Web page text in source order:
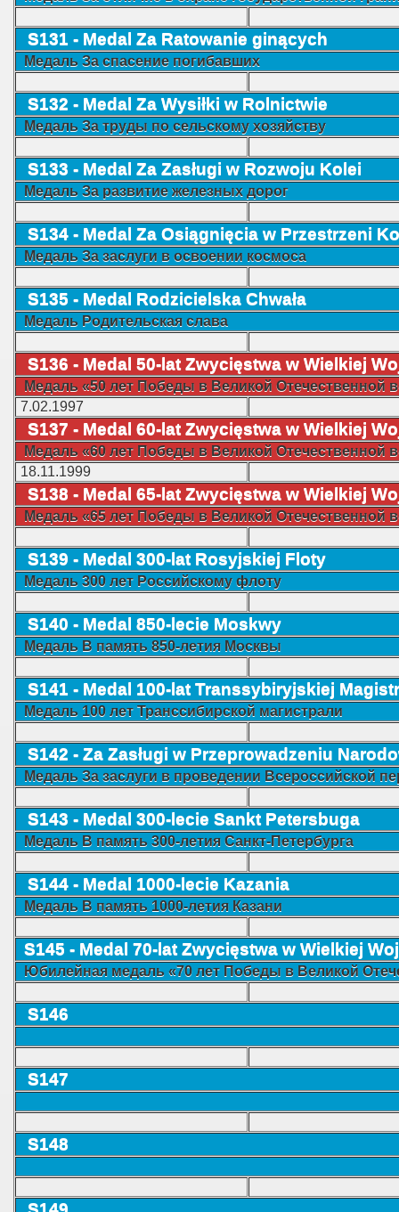
S131 - Medal Za Ratowanie ginących
Mедаль За спасение погибавших
S132 - Medal Za Wysiłki w Rolnictwie
Mедаль За труды по сельскому хозяйству
S133 - Medal Za Zasługi w Rozwoju Kolei
Mедаль За развитие железных дорог
S134 - Medal Za Osiągnięcia w Przestrzeni
Mедаль За заслуги в освоении космоса
S135 - Medal Rodzicielska Chwała
Mедаль Родительская слава
S136 - Medal 50-lat Zwycięstwa w Wielkiej
Mедаль «50 лет Победы в Великой Отечественной
7.02.1997
S137 - Medal 60-lat Zwycięstwa w Wielkiej
Mедаль «60 лет Победы в Великой Отечественной
18.11.1999
S138 - Medal 65-lat Zwycięstwa w Wielkiej
Mедаль «65 лет Победы в Великой Отечественной
S139 - Medal 300-lat Rosyjskiej Floty
Mедаль 300 лет Российскому флоту
S140 - Medal 850-lecie Moskwy
Mедаль В память 850-летия Москвы
S141 - Medal 100-lat Transsybiryjskiej
Mедаль 100 лет Транссибирской магистрали
S142 - Za Zasługi w Przeprowadzeniu
Mедаль За заслуги в проведении Всероссийской
S143 - Medal 300-lecie Sankt Petersbuga
Mедаль В память 300-летия Санкт-Петербурга
S144 - Medal 1000-lecie Kazania
Mедаль В память 1000-летия Казани
S145 - Medal 70-lat Zwycięstwa w Wielkiej
Юбилейная медаль «70 лет Победы в Великой
S146
S147
S148